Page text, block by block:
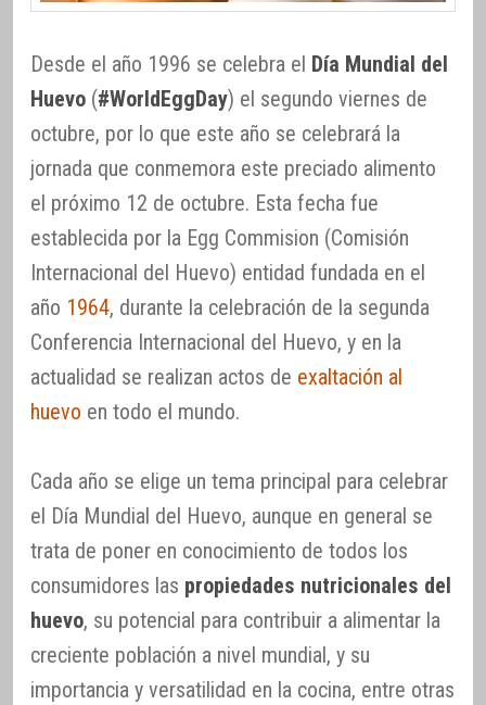
Desde el año 1996 se celebra el Día Mundial del
Huevo (#WorldEggDay) el segundo viernes de
octubre, por lo que este año se celebrará la
jornada que conmemora este preciado alimento
el próximo 12 de octubre. Esta fecha fue
establecida por la Egg Commision (Comisión
Internacional del Huevo) entidad fundada en el
año 1964, durante la celebración de la segunda
Conferencia Internacional del Huevo, y en la
actualidad se realizan actos de exaltación al
huevo en todo el mundo.
Cada año se elige un tema principal para celebrar
el Día Mundial del Huevo, aunque en general se
trata de poner en conocimiento de todos los
consumidores las propiedades nutricionales del
huevo, su potencial para contribuir a alimentar la
creciente población a nivel mundial, y su
importancia y versatilidad en la cocina, entre otras